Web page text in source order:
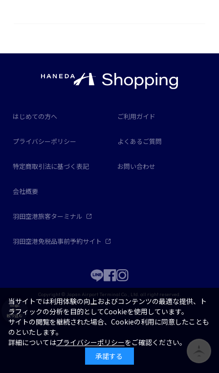
絞り込む
はじめての方へ ご利用ガイド
プライバシーポリシー よくあるご質問
特定商取引法に基づく表記 お問い合わせ
会社概要
羽田空港旅客ターミナル
羽田空港免税品事前予約サイト
Copyright © Japan Airport Terminal Co., Ltd. all right reserved.
当サイトでは利用体験の向上およびコンテンツの最適な提供、ト
ラフィックの分析を目的としてCookieを使用しています。
サイトの閲覧を継続された場合、Cookieの利用に同意したことも
のといたします。
詳細についてはプライバシーポリシーをご確認ください。
承諾する